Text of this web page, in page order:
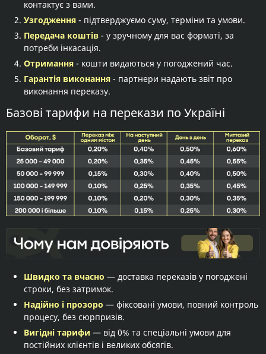
контактує з вами.
Узгодження - підтверджуємо суму, терміни та умови.
Передача коштів - у зручному для вас форматі, за
потреби інкасація.
Отримання - кошти видаються у погоджений час.
Гарантія виконання - партнери надають звіт про
виконання переказу.
Базові тарифи на перекази по Україні
Швидко та вчасно — доставка переказів у погоджені
строки, без затримок.
Надійно і прозоро — фіксовані умови, повний контроль
процесу, без сюрпризів.
Вигідні тарифи — від 0% та спеціальні умови для
постійних клієнтів і великих обсягів.